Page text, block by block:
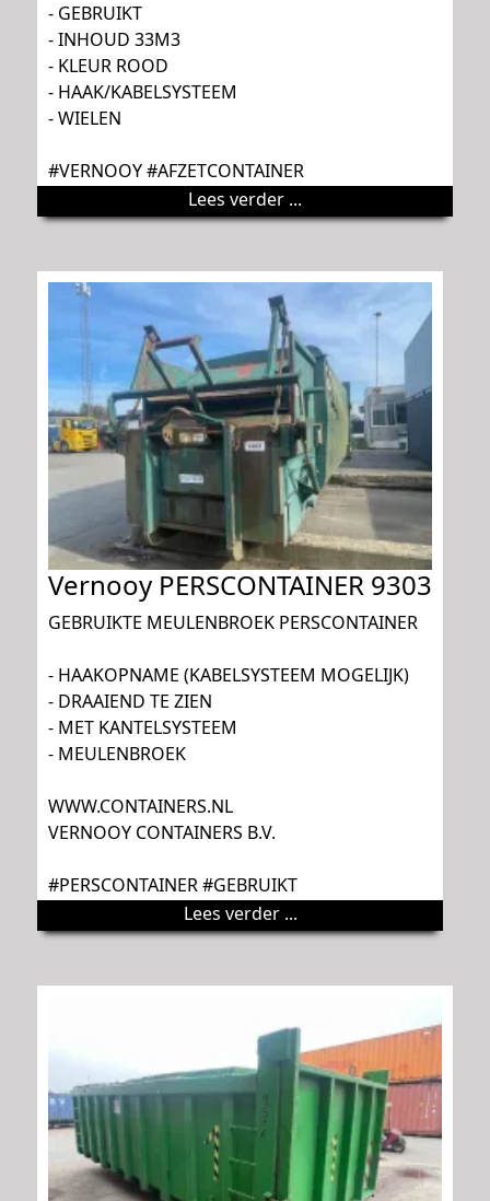
- GEBRUIKT
- INHOUD 33M3
- KLEUR ROOD
- HAAK/KABELSYSTEEM
- WIELEN
#VERNOOY #AFZETCONTAINER
Lees verder ...
Vernooy PERSCONTAINER 9303
GEBRUIKTE MEULENBROEK PERSCONTAINER
- HAAKOPNAME (KABELSYSTEEM MOGELIJK)
- DRAAIEND TE ZIEN
- MET KANTELSYSTEEM
- MEULENBROEK
WWW.CONTAINERS.NL
VERNOOY CONTAINERS B.V.
#PERSCONTAINER #GEBRUIKT
Lees verder ...